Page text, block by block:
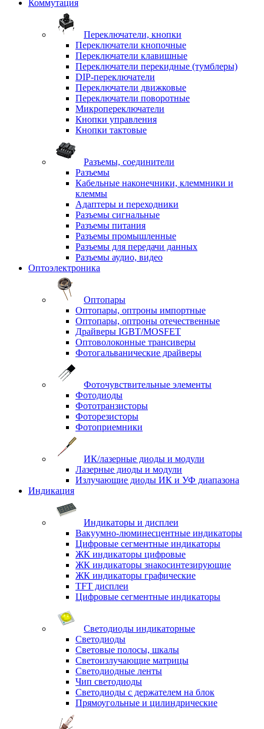
Коммутация
Переключатели, кнопки
Переключатели кнопочные
Переключатели клавишные
Переключатели перекидные (тумблеры)
DIP-переключатели
Переключатели движковые
Переключатели поворотные
Микропереключатели
Кнопки управления
Кнопки тактовые
Разъемы, соединители
Разъемы
Кабельные наконечники, клеммники и
клеммы
Адаптеры и переходники
Разъемы сигнальные
Разъемы питания
Разъемы промышленные
Разъемы для передачи данных
Разъемы аудио, видео
Оптоэлектроника
Оптопары
Оптопары, оптроны импортные
Оптопары, оптроны отечественные
Драйверы IGBT/MOSFET
Оптоволоконные трансиверы
Фотогальванические драйверы
Фоточувствительные элементы
Фотодиоды
Фототранзисторы
Фоторезисторы
Фотоприемники
ИК/лазерные диоды и модули
Лазерные диоды и модули
Излучающие диоды ИК и УФ диапазона
Индикация
Индикаторы и дисплеи
Вакуумно-люминесцентные индикаторы
Цифровые сегментные индикаторы
ЖК индикаторы цифровые
ЖК индикаторы знакосинтезирующие
ЖК индикаторы графические
TFT дисплеи
Цифровые сегментные индикаторы
Светодиоды индикаторные
Светодиоды
Световые полосы, шкалы
Светоизлучающие матрицы
Светодиодные ленты
Чип светодиоды
Светодиоды с держателем на блок
Прямоугольные и цилиндрические